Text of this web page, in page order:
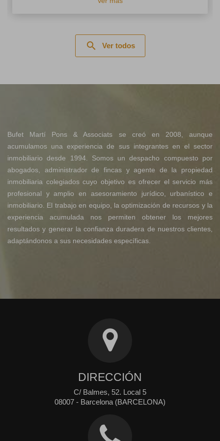
search Ver todos
Bufet Martí Pons & Associats se creó en 2008, aunque
acumulamos una experiencia de sus integrantes en el sector
inmobiliario desde 1994. Somos un despacho compuesto por
abogados, administrador de fincas y agente de la propiedad
inmobiliaria colegiados cuyo objetivo es ofrecer el servicio más
profesional y amplio en asesoramiento jurídico, urbanístico e
inmobiliario. El trabajo en equipo, la optimización de recursos y la
experiencia acumulada nos permiten obtener los mejores
resultados y generar la confianza duradera de nuestros clientes,
adaptándonos a sus necesidades específicas.
DIRECCIÓN
C/ Balmes, 52. Local 5
08007 - Barcelona (BARCELONA)